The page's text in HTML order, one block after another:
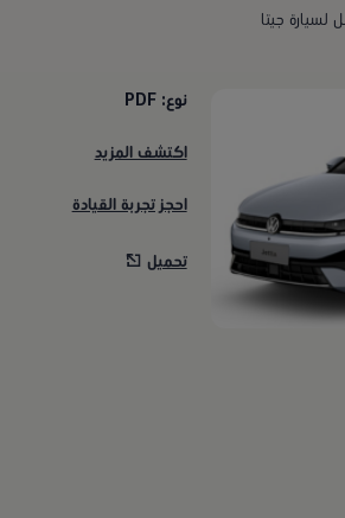
لسيارة جيتا
نوع: PDF
اكتشف المزيد
احجز تجربة القيادة
تحميل